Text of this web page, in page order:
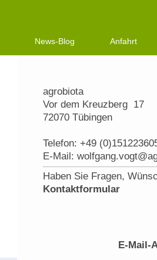
News-Blog Anfahrt
agrobiota
Vor dem Kreuzberg 17
72070 Tübingen
Telefon: +49
E-Mail:
Haben Sie Fragen,
Kontaktformular
E-Mail-